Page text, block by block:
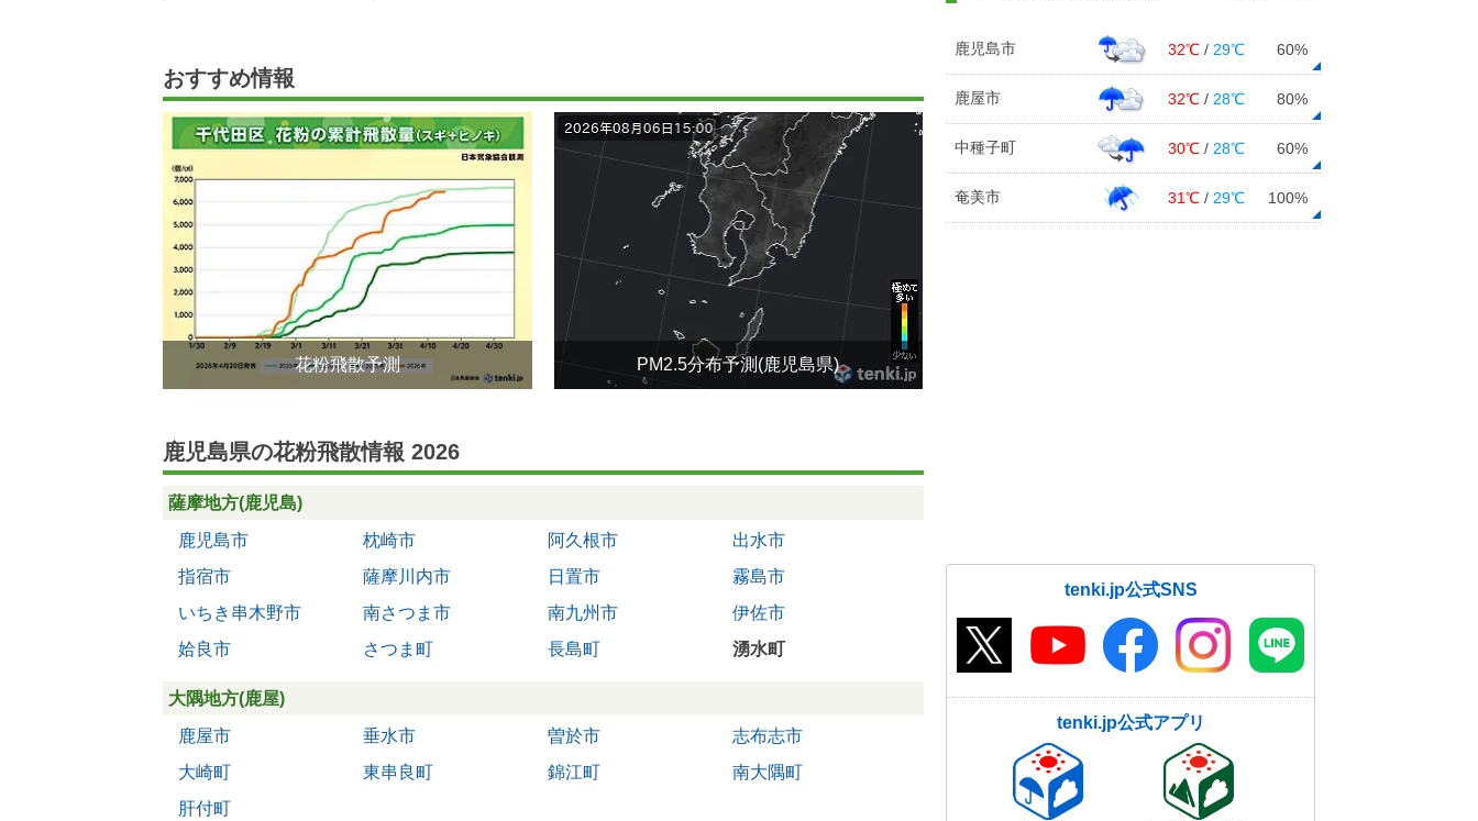
おすすめ情報
花粉飛散予測 PM2.5分布予測(鹿児島県)
鹿児島県の花粉飛散情報 2026
薩摩地方(鹿児島)
鹿児島市
枕崎市 阿久根市
出水市
指宿市
薩摩川内市 日置市
霧島市
いちき串木野市
南さつま市 南九州市
伊佐市
姶良市
さつま町 長島町 湧水町
大隅地方(鹿屋)
鹿屋市
垂水市 曽於市
志布志市
大崎町
東串良町 錦江町
南大隅町
肝付町
鹿児島市 32℃ / 29℃ 60%
鹿屋市 32℃ / 28℃ 80%
中種子町 30℃ / 28℃ 60%
奄美市 31℃ / 29℃ 100%
tenki.jp公式SNS
tenki.jp公式アプリ